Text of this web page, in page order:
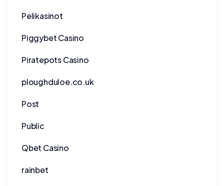
Pelikasinot
Piggybet Casino
Piratepots Casino
ploughduloe.co.uk
Post
Public
Qbet Casino
rainbet